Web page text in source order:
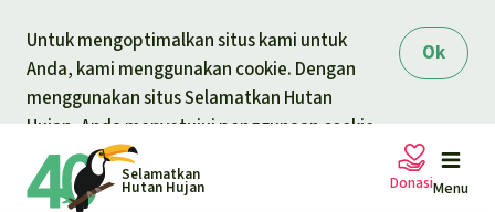
Ok
Untuk mengoptimalkan situs kami untuk
Anda, kami menggunakan cookie. Dengan
menggunakan situs Selamatkan Hutan
Hujan, Anda menyetujui penggunaan cookie.
Selamatkan
Hutan Hujan Menu
Donasi